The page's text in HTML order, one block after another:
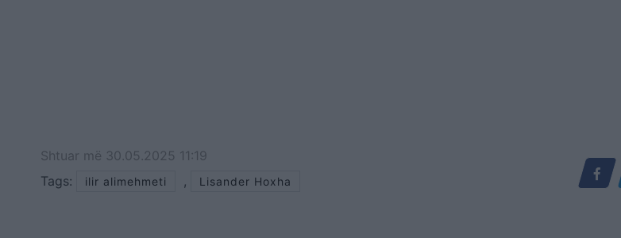
Shtuar më 30.05.2025 11:19
Tags:
ilir alimehmeti , Lisander Hoxha